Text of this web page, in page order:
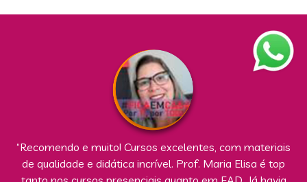
“Recomendo e muito! Cursos excelentes, com materiais
de qualidade e didática incrível. Prof. Maria Elisa é top